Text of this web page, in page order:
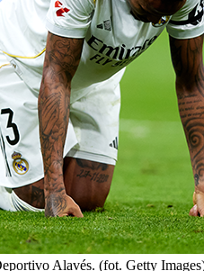
Alavés. (fot. Getty